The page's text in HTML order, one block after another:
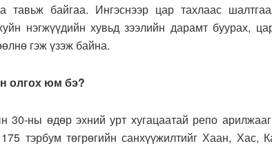
тавьж байгаа. Ингэснээр цар тахлаас
нэгжүүдийн хувьд зээлийн дарамт буурах,
гэж үзэж байна.
олгох юм бэ?
30-ны өдөр эхний урт хугацаатай репо
тэрбум төгрөгийн санхүүжилтийг Хаан, Хас,